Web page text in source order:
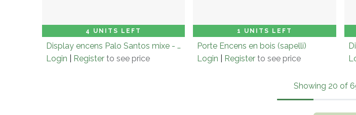
4 UNITS LEFT
Add to Cart
Display encens Palo Santos mixe - 20 pcs
Login
Register to see price
1 UNITS LEFT
Add to Cart
Porte Encens en bois (sapelli)
Login
Register to see price
Showing 20 of